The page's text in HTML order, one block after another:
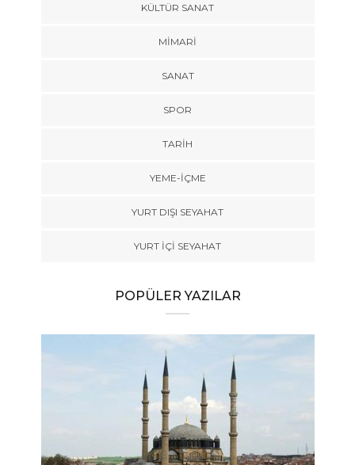
KÜLTÜR SANAT
MIMARI
SANAT
SPOR
TARİH
YEME-İÇME
YURT DIŞI SEYAHAT
YURT İÇİ SEYAHAT
POPÜLER YAZILAR